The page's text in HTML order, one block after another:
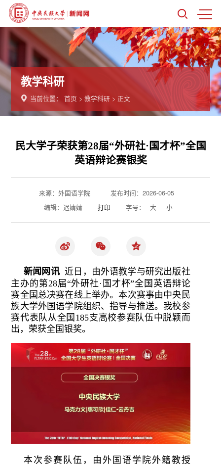
教学科研
当前位置：首页 >教学科研 > 正文
民大学子荣获第28届“外研社·国才杯”全国
英语辩论赛银奖
来源：外国语学院
发布时间：2026-06-05
编辑：迟婧婧
打印 字号： 大 小
新闻网讯近日，由外语教学与研究出版社
主办的第28届“外研社·国才杯”全国英语辩论
赛全国总决赛在线上举办。本次赛事由中央民
族大学外国语学院组织、指导与推送。我校参
赛代表队从全国185支高校参赛队伍中脱颖而
出，荣获全国银奖。
本次参赛队伍，由外国语学院外籍教授